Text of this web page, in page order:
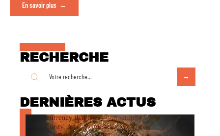
En savoir plus
RECHERCHE
DERNIÈRES ACTUS